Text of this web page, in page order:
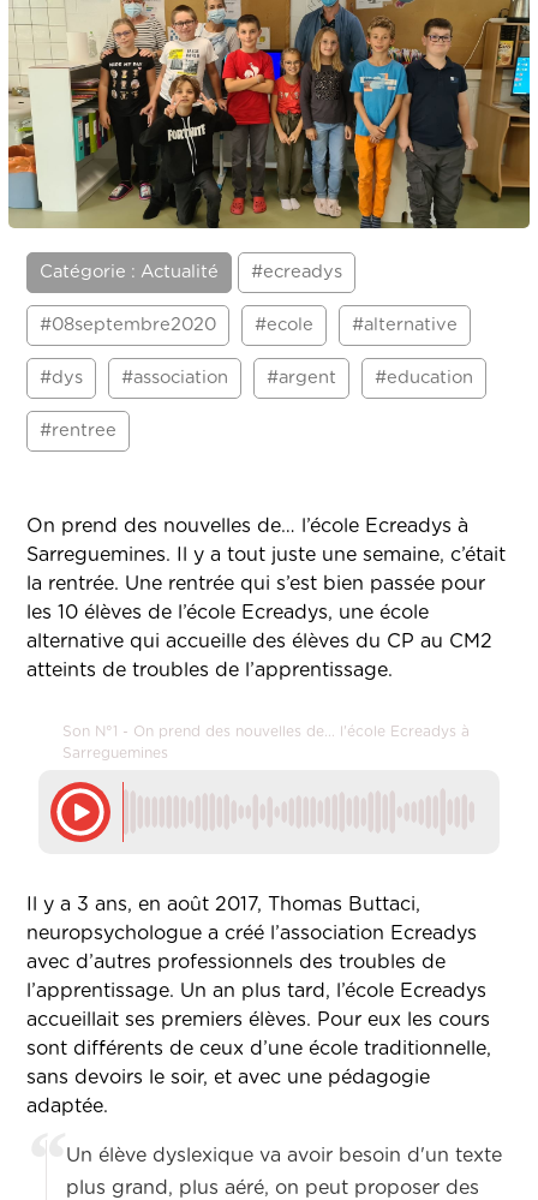
Catégorie : Actualité #ecreadys
#08septembre2020 #ecole #alternative
#dys #association #argent #education
#rentree
On prend des nouvelles de… l’école Ecreadys à
Sarreguemines. Il y a tout juste une semaine, c’était
la rentrée. Une rentrée qui s’est bien passée pour
les 10 élèves de l’école Ecreadys, une école
alternative qui accueille des élèves du CP au CM2
atteints de troubles de l’apprentissage.
Son N°1 - On prend des nouvelles de... l'école Ecreadys à
Sarreguemines
Il y a 3 ans, en août 2017, Thomas Buttaci,
neuropsychologue a créé l’association Ecreadys
avec d’autres professionnels des troubles de
l’apprentissage. Un an plus tard, l’école Ecreadys
accueillait ses premiers élèves. Pour eux les cours
sont différents de ceux d’une école traditionnelle,
sans devoirs le soir, et avec une pédagogie
adaptée.
Un élève dyslexique va avoir besoin d'un texte
plus grand, plus aéré, on peut proposer des